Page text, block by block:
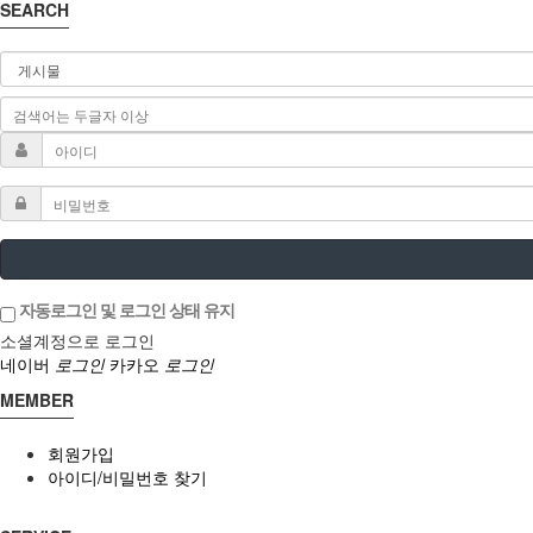
SEARCH
자동로그인 및 로그인 상태 유지
소셜계정으로 로그인
네이버 로그인 카카오 로그인
MEMBER
회원가입
아이디/비밀번호 찾기